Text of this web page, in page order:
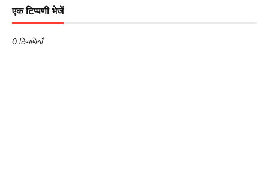
एक टिप्पणी भेजें
0 टिप्पणियाँ